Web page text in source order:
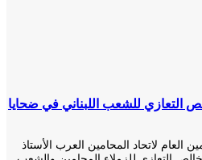
للشعب اللبناني في ضحايا
لاتحاد المحامين العرب الأستاذ